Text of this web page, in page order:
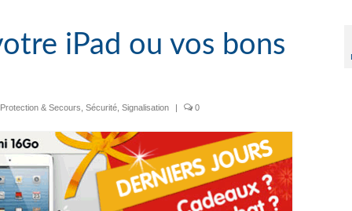
iPad ou vos bons
Protection & Secours Sécurité Signalisation | 0